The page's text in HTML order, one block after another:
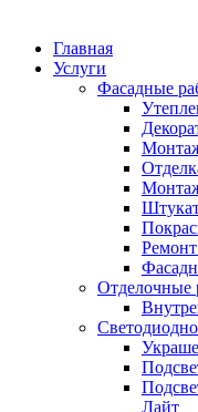
Главная
Услуги
Фасадные
Отделочные
Лайт